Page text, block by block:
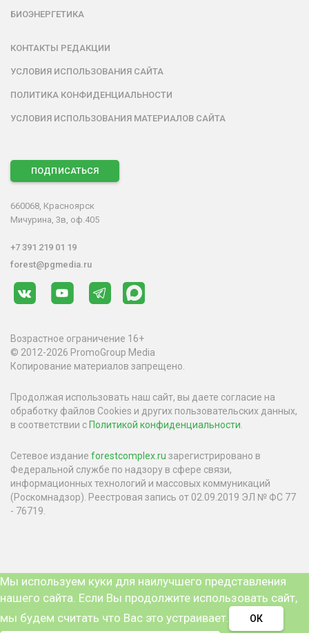
БИОЭНЕРГЕТИКА
КОНТАКТЫ РЕДАКЦИИ
УСЛОВИЯ ИСПОЛЬЗОВАНИЯ САЙТА
ПОЛИТИКА КОНФИДЕНЦИАЛЬНОСТИ
УСЛОВИЯ ИСПОЛЬЗОВАНИЯ МАТЕРИАЛОВ САЙТА
ПОДПИСАТЬСЯ
660068, Красноярск
Мичурина, 3в, оф.405
+7 391 219 01 19
forest@pgmedia.ru
Возрастное ограничение 16+
© 2012-2026 PromoGroup Media
Копирование материалов запрещено.
Продолжая использовать наш сайт, вы даете согласие на
обработку файлов Cookies и других пользовательских данных,
в соответствии с Политикой конфиденциальности.
Сетевое издание forestcomplex.ru зарегистрировано в
Федеральной службе по надзору в сфере связи,
информационных технологий и массовых коммуникаций
(Роскомнадзор). Реестровая запись от 02.09.2019 ЭЛ № ФС 77
- 76719.
Мы используем куки для наилучшего представления
нашего сайта. Если Вы продолжите использовать сайт,
мы будем считать что Вас это устраивает.
ОК